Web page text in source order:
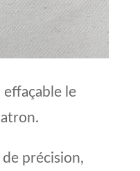
effaçable le
précision,